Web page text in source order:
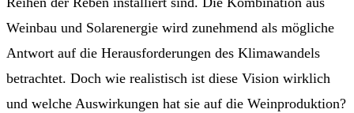
Weinbau und Solarenergie wird zunehmend als mögliche
Antwort auf die Herausforderungen des Klimawandels
betrachtet. Doch wie realistisch ist diese Vision wirklich
und welche Auswirkungen hat sie auf die Weinproduktion?